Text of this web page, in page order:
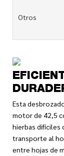
Otros
Esta
motor de 42,5
hierbas difíciles
transporte al
entre hojas de